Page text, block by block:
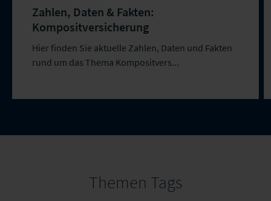
Zahlen, Daten & Fakten:
Kompositversicherung
Hier finden Sie aktuelle Zahlen, Daten und Fakten
rund um das Thema Kompositvers...
Themen Tags